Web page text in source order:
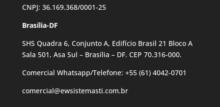
CNPJ: 36.169.368/0001-25
Brasília-DF
SHS Quadra 6, Conjunto A, Edifício Brasil 21 Bloco A
Sala 501, Asa Sul – Brasília – DF. CEP 70.316-000.
Comercial Whatsapp/Telefone: +55 (61) 4042-0701
comercial@ewsistemasti.com.br